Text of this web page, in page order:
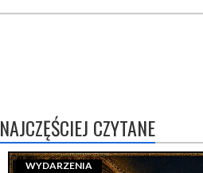
NAJCZĘŚCIEJ CZYTANE
WYDARZENIA